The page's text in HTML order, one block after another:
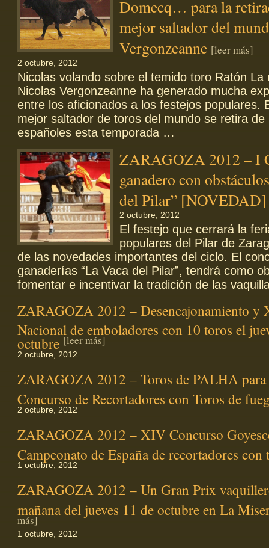
Domecq… para la
mejor saltador del
Vergonzeanne [leer más]
2 octubre, 2012
Nicolas volando sobre el temido toro Ratón La
Nicolas Vergonzeanne ha generado mucha
entre los aficionados a los festejos populares.
mejor saltador de toros del mundo se retira de
españoles esta temporada …
ZARAGOZA 2012 – I
ganadero con
del Pilar”
2 octubre, 2012
El festejo que cerrará la
populares del Pilar de
de las novedades importantes del ciclo. El
ganaderías “La Vaca del Pilar”, tendrá como
fomentar e incentivar la tradición de las
ZARAGOZA 2012 – Desencajonamiento y
Nacional de emboladores con 10 toros el
octubre [leer más]
2 octubre, 2012
ZARAGOZA 2012 – Toros de PALHA
Concurso de Recortadores con Toros de
2 octubre, 2012
ZARAGOZA 2012 – XIV Concurso
Campeonato de España de recortadores
1 octubre, 2012
ZARAGOZA 2012 – Un Gran Prix
mañana del jueves 11 de octubre en La
más]
1 octubre, 2012